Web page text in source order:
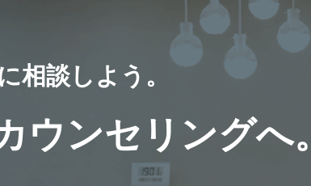
相談しよう。
ウンセリングへ。